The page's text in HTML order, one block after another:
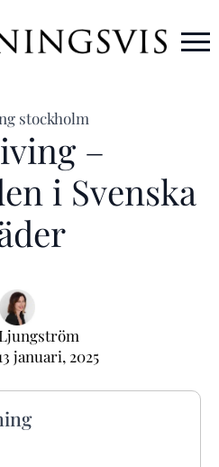
–
i Svenska
januari, 2025